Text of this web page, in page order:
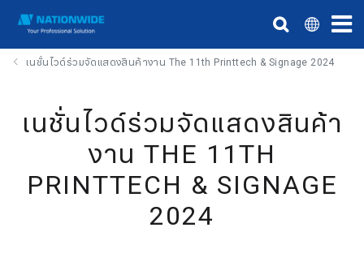
เนชั่นไวด์ร่วมจัดแสดงสินค้างาน The 11th Printtech & Signage 2024
เนชั่นไวด์ร่วมจัดแสดงสินค้า
งาน THE 11TH
PRINTTECH & SIGNAGE
2024